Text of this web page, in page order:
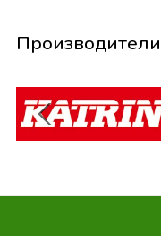
Производители